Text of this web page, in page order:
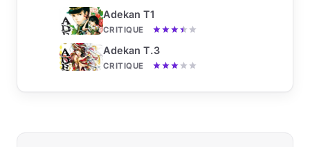
Adekan T1
CRITIQUE
Adekan T.3
CRITIQUE